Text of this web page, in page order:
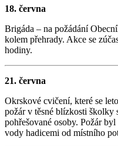
18. června
Brigáda – na požádání
kolem přehrady. Akce se
hodiny.
21. června
Okrskové cvičení, které se
požár v těsné blízkosti školky
pohřešované osoby. Požár
vody hadicemi od místního